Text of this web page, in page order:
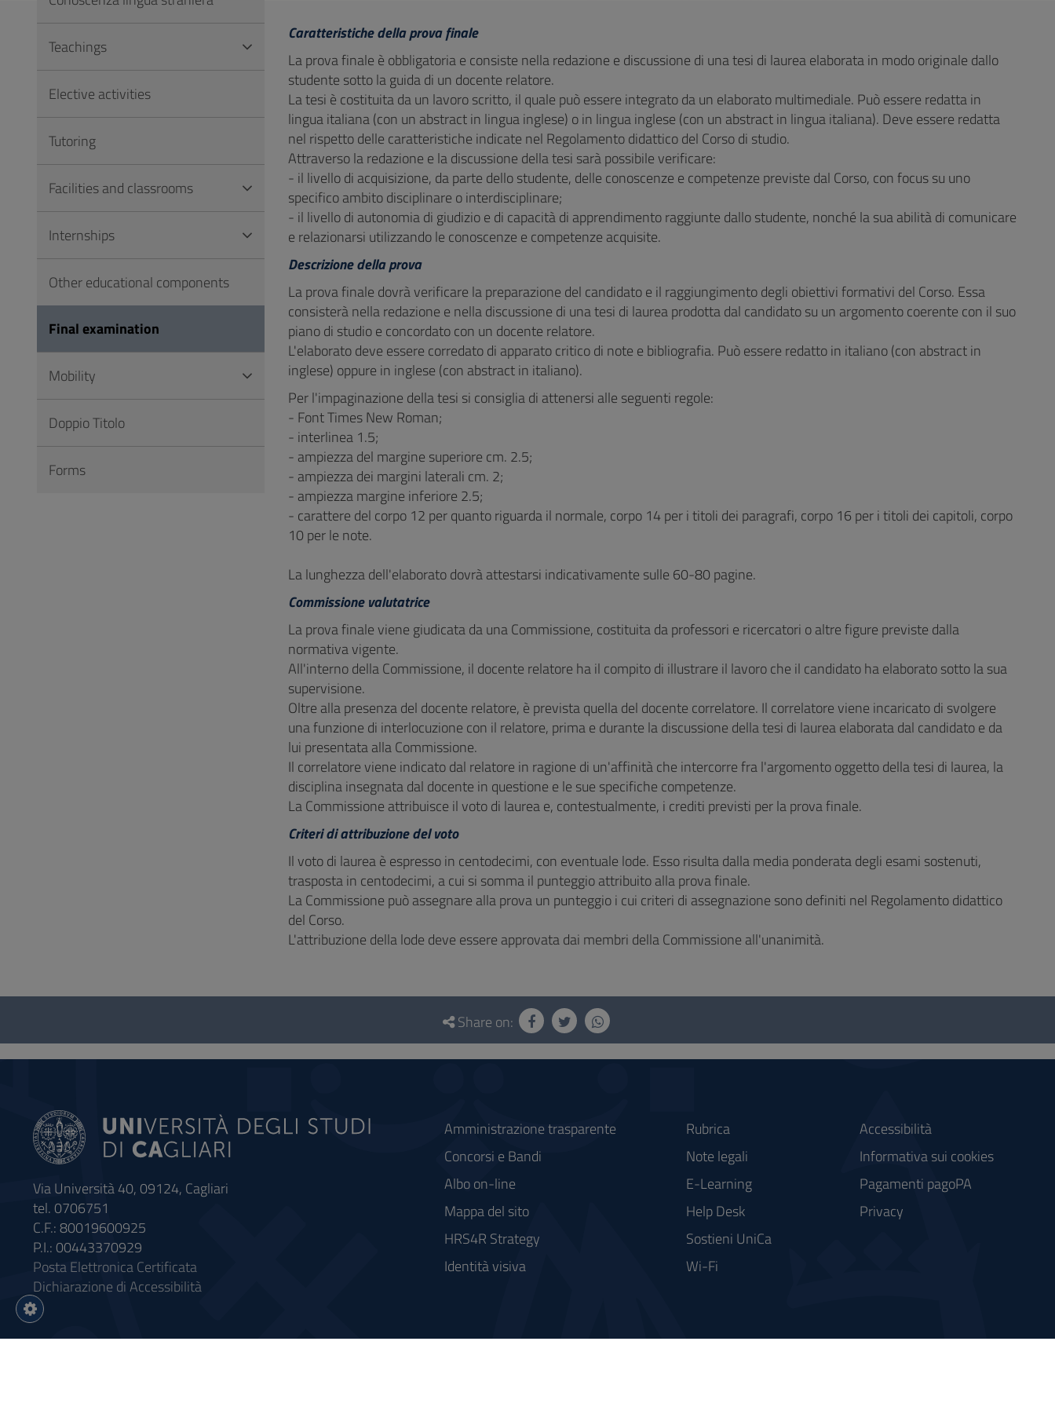
Footer
Caratteristiche della prova finale
La prova finale è obbligatoria e consiste nella redazione e discussione di una tesi di laurea elaborata in modo originale dallo
studente sotto la guida di un docente relatore.
La tesi è costituita da un lavoro scritto, il quale può essere integrato da un elaborato multimediale. Può essere redatta in
lingua italiana (con un abstract in lingua inglese) o in lingua inglese (con un abstract in lingua italiana). Deve essere redatta
nel rispetto delle caratteristiche indicate nel Regolamento didattico del Corso di studio.
Attraverso la redazione e la discussione della tesi sarà possibile verificare:
- il livello di acquisizione, da parte dello studente, delle conoscenze e competenze previste dal Corso, con focus su uno
specifico ambito disciplinare o interdisciplinare;
- il livello di autonomia di giudizio e di capacità di apprendimento raggiunte dallo studente, nonché la sua abilità di comunicare
e relazionarsi utilizzando le conoscenze e competenze acquisite.
Descrizione della prova
La prova finale dovrà verificare la preparazione del candidato e il raggiungimento degli obiettivi formativi del Corso. Essa
consisterà nella redazione e nella discussione di una tesi di laurea prodotta dal candidato su un argomento coerente con il suo
piano di studio e concordato con un docente relatore.
L'elaborato deve essere corredato di apparato critico di note e bibliografia. Può essere redatto in italiano (con abstract in
inglese) oppure in inglese (con abstract in italiano).
Per l'impaginazione della tesi si consiglia di attenersi alle seguenti regole:
- Font Times New Roman;
- interlinea 1.5;
- ampiezza del margine superiore cm. 2.5;
- ampiezza dei margini laterali cm. 2;
- ampiezza margine inferiore 2.5;
- carattere del corpo 12 per quanto riguarda il normale, corpo 14 per i titoli dei paragrafi, corpo 16 per i titoli dei capitoli, corpo
10 per le note.
La lunghezza dell'elaborato dovrà attestarsi indicativamente sulle 60-80 pagine.
Commissione valutatrice
La prova finale viene giudicata da una Commissione, costituita da professori e ricercatori o altre figure previste dalla
normativa vigente.
All'interno della Commissione, il docente relatore ha il compito di illustrare il lavoro che il candidato ha elaborato sotto la sua
supervisione.
Oltre alla presenza del docente relatore, è prevista quella del docente correlatore. Il correlatore viene incaricato di svolgere
una funzione di interlocuzione con il relatore, prima e durante la discussione della tesi di laurea elaborata dal candidato e da
lui presentata alla Commissione.
Il correlatore viene indicato dal relatore in ragione di un'affinità che intercorre fra l'argomento oggetto della tesi di laurea, la
disciplina insegnata dal docente in questione e le sue specifiche competenze.
La Commissione attribuisce il voto di laurea e, contestualmente, i crediti previsti per la prova finale.
Criteri di attribuzione del voto
Il voto di laurea è espresso in centodecimi, con eventuale lode. Esso risulta dalla media ponderata degli esami sostenuti,
trasposta in centodecimi, a cui si somma il punteggio attribuito alla prova finale.
La Commissione può assegnare alla prova un punteggio i cui criteri di assegnazione sono definiti nel Regolamento didattico
del Corso.
L'attribuzione della lode deve essere approvata dai membri della Commissione all'unanimità.
Teachings
Elective activities
Tutoring
Facilities and classrooms
Internships
Other educational components
Final examination
Mobility
Doppio Titolo
Forms
Questionnaire
social
Share on:
Via Università 40, 09124, Cagliari
tel. 0706751
C.F.: 80019600925
P.I.: 00443370929
Posta Elettronica Certificata
Dichiarazione di Accessibilità
Amministrazione trasparente
Concorsi e Bandi
Albo on-line
Mappa del sito
HRS4R Strategy
Identità visiva
Rubrica
Note legali
E-Learning
Help Desk
Sostieni UniCa
Wi-Fi
Accessibilità
Informativa sui cookies
Pagamenti pagoPA
Privacy
Impostazioni
cookie